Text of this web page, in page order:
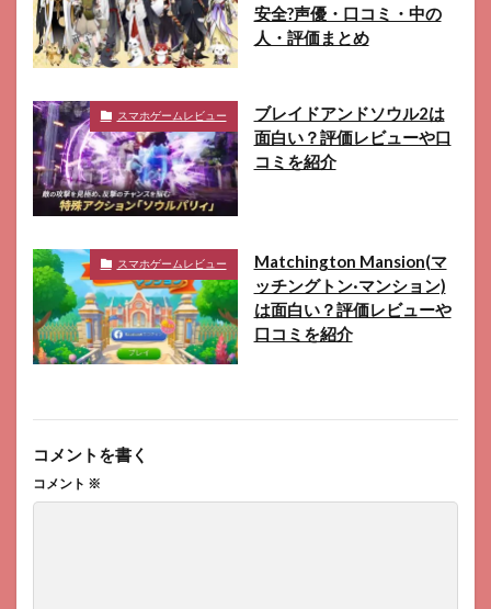
安全?声優・口コミ・中の
人・評価まとめ
スマホゲームレビュー
ブレイドアンドソウル2は
面白い？評価レビューや口
コミを紹介
スマホゲームレビュー
Matchington Mansion(マ
ッチングトン·マンション)
は面白い？評価レビューや
口コミを紹介
コメントを書く
コメント ※